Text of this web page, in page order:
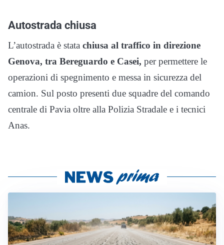
Autostrada chiusa
L’autostrada è stata chiusa al traffico in direzione
Genova, tra Bereguardo e Casei, per permettere le
operazioni di spegnimento e messa in sicurezza del
camion. Sul posto presenti due squadre del comando
centrale di Pavia oltre alla Polizia Stradale e i tecnici
Anas.